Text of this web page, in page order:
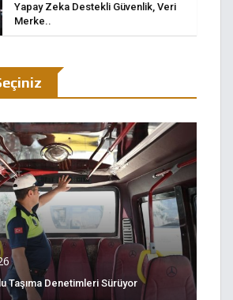
Yapay Zeka Destekli Güvenlik, Veri
Merke..
Taşıma Denetimleri Sürüyor